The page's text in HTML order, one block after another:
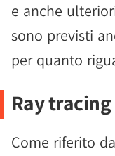
e anche
sono previsti
per quanto
Ray tracing
Come riferito